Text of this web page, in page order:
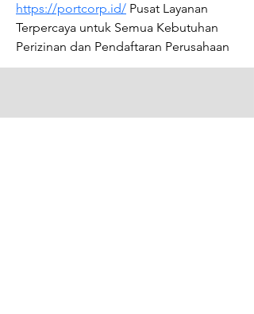
https://portcorp.id/ Pusat Layanan
Terpercaya untuk Semua Kebutuhan
Perizinan dan Pendaftaran Perusahaan